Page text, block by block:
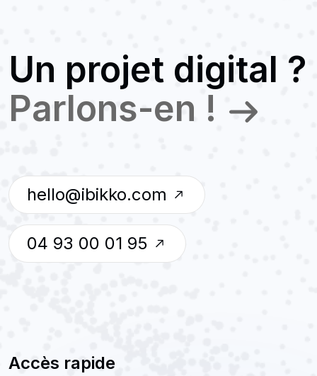
Un projet digital ?
Parlons-en !
hello@ibikko.com
04 93 00 01 95
Accès rapide